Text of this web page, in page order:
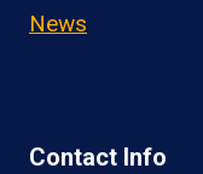
News
Contact Info